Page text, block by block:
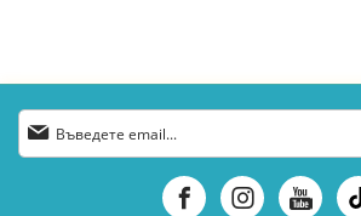
Абонирай
се